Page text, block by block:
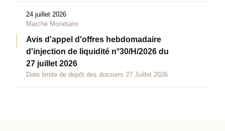
24 juillet 2026
Marché Monétaire
Avis d'appel d'offres hebdomadaire
d'injection de liquidité n°30/H/2026 du
27 juillet 2026
Date limite de dépôt des dossiers 27 Juillet 2026